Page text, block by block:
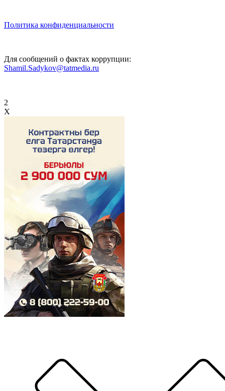
Политика конфиденциальности
Для сообщений о фактах коррупции:
Shamil.Sadykov@tatmedia.ru
2
X